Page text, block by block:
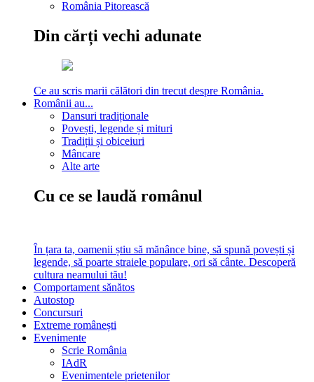
România Pitorească
Din cărți vechi adunate
Ce au scris marii călători din trecut despre România.
Românii au...
Dansuri tradiționale
Povești, legende și mituri
Tradiții și obiceiuri
Mâncare
Alte arte
Cu ce se laudă românul
În țara ta, oamenii știu să mănânce bine, să spună povești și
legende, să poarte straiele populare, ori să cânte. Descoperă
cultura neamului tău!
Comportament sănătos
Autostop
Concursuri
Extreme românești
Evenimente
Scrie România
IAdR
Evenimentele prietenilor